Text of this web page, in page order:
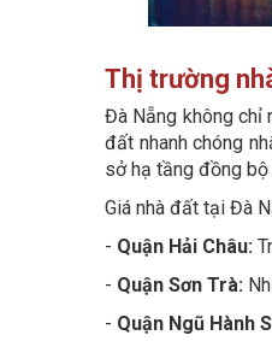
Thị trường
Đà Nẵng không chỉ
đất nhanh chóng
sở hạ tầng đồng
Giá nhà đất tại Đà
- Quận Hải Châu:
- Quận Sơn Trà:
- Quận Ngũ Hành